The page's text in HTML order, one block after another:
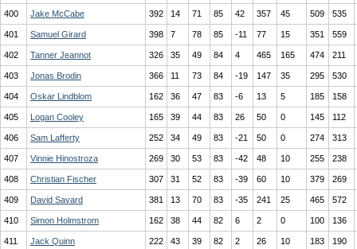
400 Jake McCabe 392 14 71 85 42 357 45 509 535
401 Samuel Girard 398 7 78 85 -11 77 15 351 559
402 Tanner Jeannot 326 35 49 84 4 465 165 474 211
403 Jonas Brodin 366 11 73 84 -19 147 35 295 530
404 Oskar Lindblom 162 36 47 83 -6 13 5 185 158
405 Logan Cooley 165 39 44 83 26 50 0 145 112
406 Sam Lafferty 252 34 49 83 -21 50 0 274 313
407 Vinnie Hinostroza 269 30 53 83 -42 48 10 255 238
408 Christian Fischer 307 31 52 83 -39 60 10 379 269
409 David Savard 381 13 70 83 -35 241 25 465 572
410 Simon Holmstrom 162 38 44 82 6 2 0 100 136
411 Jack Quinn 222 43 39 82 2 26 10 183 190